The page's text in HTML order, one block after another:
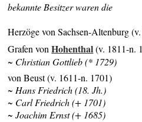
bekannte Besitzer waren die
Herzöge von Sachsen-Altenburg
Grafen vonHohenthal(v. 1811-n.
~ Christian Gottlieb (* 1729)
von Beust (v. 1611-n. 1701)
~ Hans Friedrich (18. Jh.)
~ Carl Friedrich (+ 1701)
~ Joachim Ernst (+ 1685)